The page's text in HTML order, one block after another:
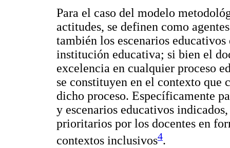
Para el caso del modelo
actitudes, se definen como
también los escenarios
institución educativa; si bien el
excelencia en cualquier proceso
se constituyen en el contexto que
dicho proceso. Específicamente
y escenarios educativos
prioritarios por los docentes en
contextos inclusivos4.